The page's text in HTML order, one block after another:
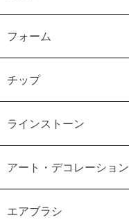
フォーム
チップ
ラインストーン
アート・デコレーション
エアブラシ